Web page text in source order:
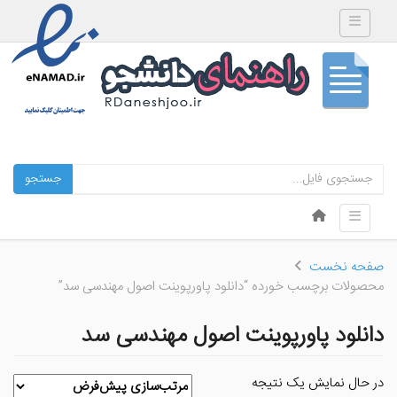
Toggle navigation
جستجو
Menu
Skip to content
Toggle navigation
صفحه نخست
محصولات برچسب خورده “دانلود پاورپوینت اصول مهندسی سد”
دانلود پاورپوینت اصول مهندسی سد
در حال نمایش یک نتیجه